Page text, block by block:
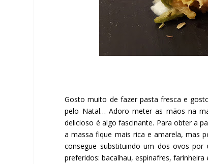
Gosto muito de fazer pasta fresca e
pelo Natal… Adoro meter as mãos na
delicioso é algo fascinante. Para obter a
a massa fique mais rica e amarela, mas
consegue substituindo um dos ovos
preferidos: bacalhau, espinafres, farinheira